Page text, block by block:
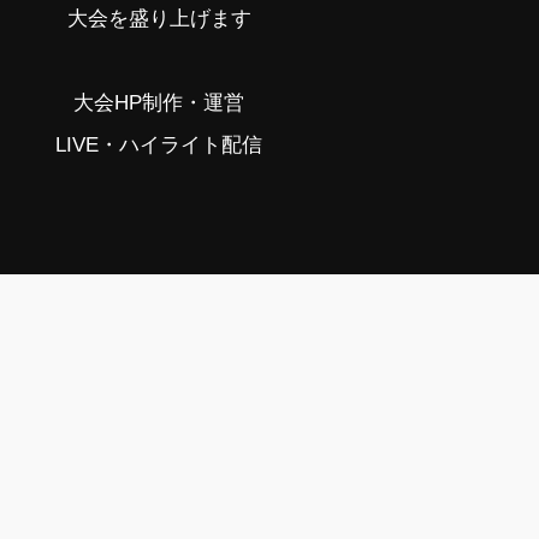
大会を盛り上げます
大会HP制作・運営
LIVE・ハイライト配信